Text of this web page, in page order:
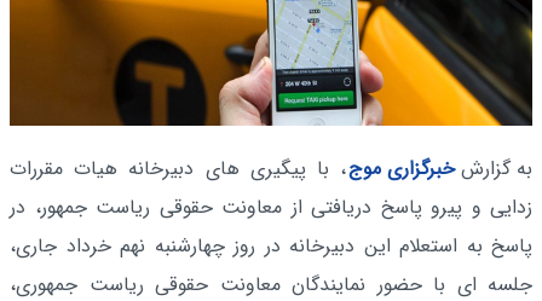
به گزارشخبرگزاری موج، با پیگیری های دبیرخانه هیات مقررات
زدایی و پیرو پاسخ دریافتی از معاونت حقوقی ریاست جمهور، در
پاسخ به استعلام این دبیرخانه در روز چهارشنبه نهم خرداد جاری،
جلسه ای با حضور نمایندگان معاونت حقوقی ریاست جمهوری،